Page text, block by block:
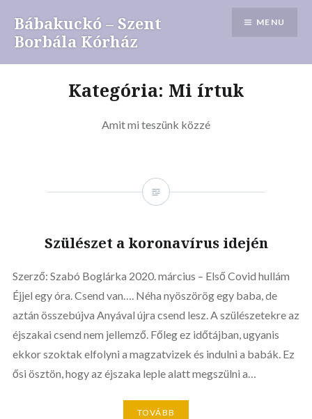
content
Bábakuckó – Szent
Borbála Kórház
MENU
Kategória: Mi írtuk
Amit mi teszünk közzé
Szülészet a koronavírus idején
Szerző: Szabó Boglárka 2020. március – Első Covid hullám
Éjjel egy óra. Csend van…. Néha nyöszörög egy baba, de
aztán összebújva Anyával újra csend lesz. A szülészetekre az
éjszakai csend nem jellemző. Főleg ez időtájban, ugyanis
ekkor szoktak elfolyni a magzatvizek és indulni a babák. Ez
ősi ösztön, hogy az éjszaka leple alatt megszülni a…
TOVÁBB